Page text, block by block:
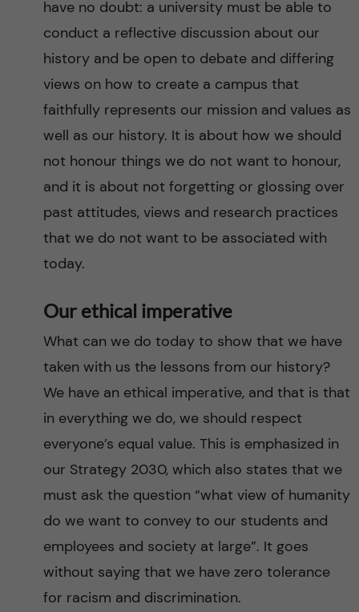
have no doubt: a university must be able to
conduct a reflective discussion about our
history and be open to debate and differing
views on how to create a campus that
faithfully represents our mission and values as
well as our history. It is about how we should
not honour things we do not want to honour,
and it is about not forgetting or glossing over
past attitudes, views and research practices
that we do not want to be associated with
today.
Our ethical imperative
What can we do today to show that we have
taken with us the lessons from our history?
We have an ethical imperative, and that is that
in everything we do, we should respect
everyone’s equal value. This is emphasized in
our Strategy 2030, which also states that we
must ask the question “what view of humanity
do we want to convey to our students and
employees and society at large”. It goes
without saying that we have zero tolerance
for racism and discrimination.